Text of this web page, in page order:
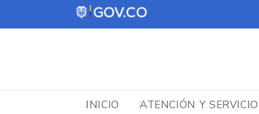
INICIO ATENCIÓN Y